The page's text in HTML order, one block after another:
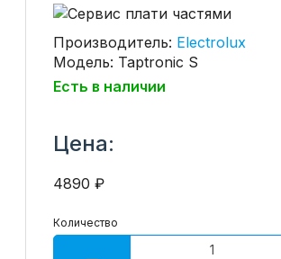
Производитель: Electrolux
Модель: Taptronic S
Есть в наличии
Цена:
4890 ₽
Количество